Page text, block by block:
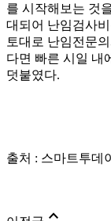
를 시작해보는 것
대되어 난임검사
토대로 난임전문
다면 빠른 시일 내
덧붙였다.
출처 : 스마트투데
expand_less